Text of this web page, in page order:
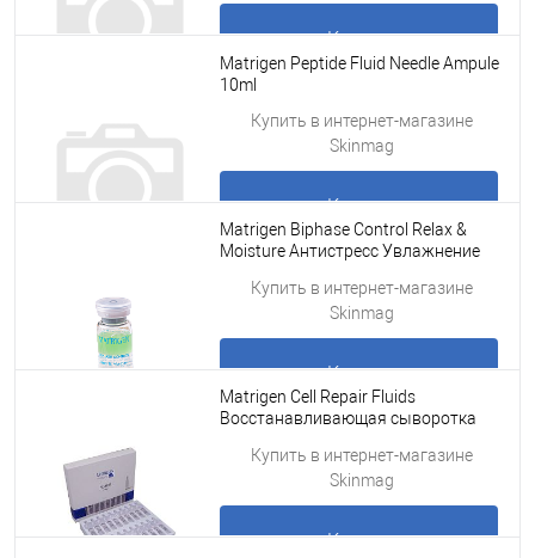
Купить
Подробнее
Matrigen Peptide Fluid Needle Ampule
10ml
Купить в интернет-магазине
Skinmag
Купить
Подробнее
Matrigen Biphase Control Relax &
Moisture Антистресс Увлажнение
Купить в интернет-магазине
Skinmag
Купить
Подробнее
Matrigen Cell Repair Fluids
Восстанавливающая сыворотка
для лица и де
Купить в интернет-магазине
Skinmag
Купить